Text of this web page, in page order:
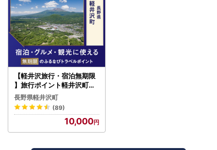
【軽井沢旅行・宿泊無期限
】旅行ポイント軽井沢町ふ
るなびトラベルポイント
長野県軽井沢町
(89)
10,000